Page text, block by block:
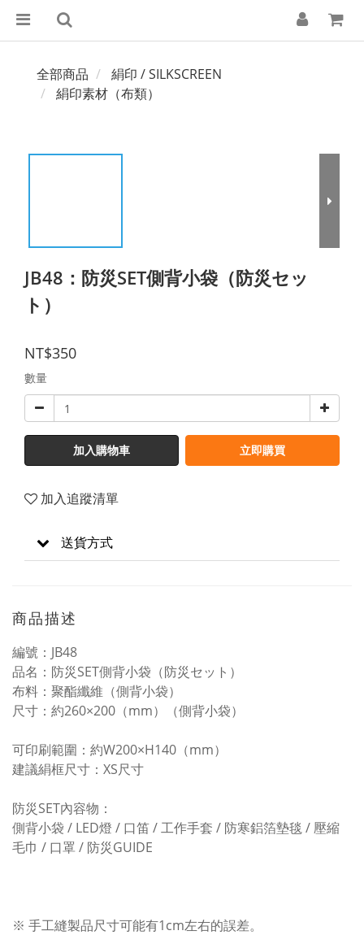
全部商品
絹印 / SILKSCREEN
絹印素材（布類）
JB48：防災SET側背小袋（防災セッ
ト）
NT$350
數量
加入購物車 立即購買
加入追蹤清單
送貨方式
商品描述
編號：JB48
品名：防災SET側背小袋（防災セット）
布料：聚酯纖維（側背小袋）
尺寸：約260×200（mm）（側背小袋）
可印刷範圍：約W200×H140（mm）
建議絹框尺寸：XS尺寸
防災SET內容物：
側背小袋 / LED燈 / 口笛 / 工作手套 / 防寒鋁箔墊毯 / 壓縮
毛巾 / 口罩 / 防災GUIDE
※ 手工縫製品尺寸可能有1cm左右的誤差。